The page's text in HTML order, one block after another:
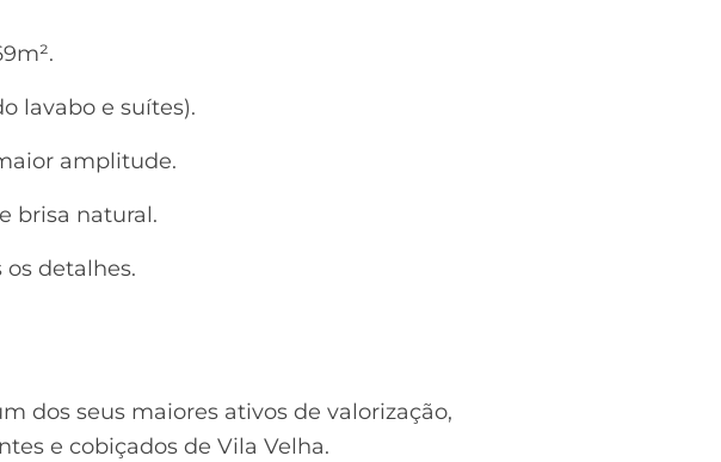
lavabo e suítes).
amplitude.
brisa natural.
detalhes.
dos seus maiores ativos de valorização,
e cobiçados de Vila Velha.